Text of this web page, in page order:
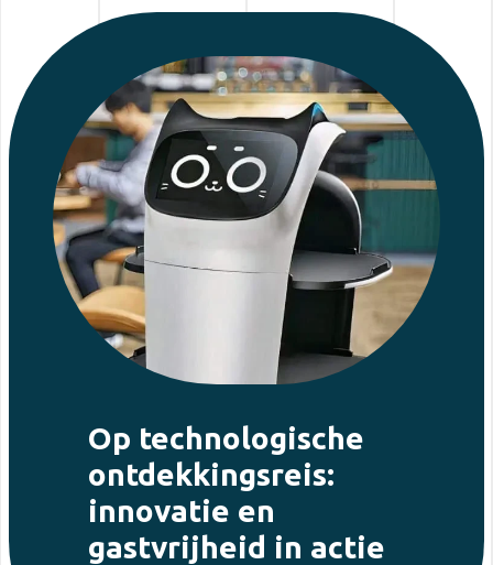
Op technologische
ontdekkingsreis:
innovatie en
gastvrijheid in actie